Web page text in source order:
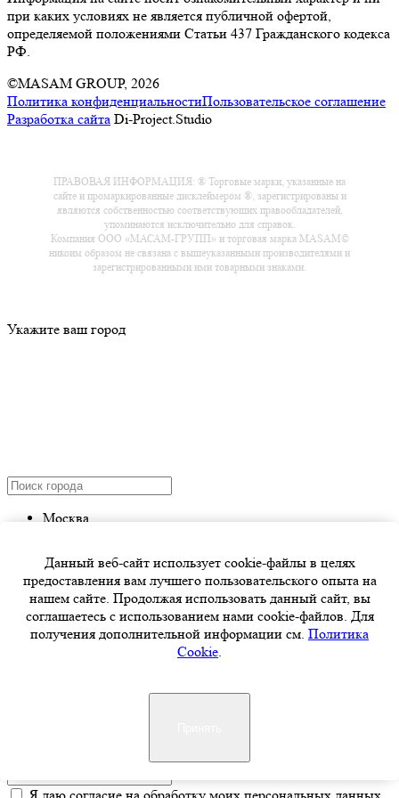
при каких условиях не является публичной офертой,
определяемой положениями Статьи 437 Гражданского кодекса
РФ.
©MASAM GROUP, 2026
Политика конфиденциальностиПользовательское соглашение
Разработка сайта Di-Project.Studio
ПРАВОВАЯ ИНФОРМАЦИЯ: ® Торговые марки, указанные на
сайте и промаркированные дисклеймером ®, зарегистрированы и
являются собственностью соответствующих правообладателей,
упоминаются исключительно для справок.
Компания ООО «МАСАМ-ГРУПП» и торговая марка MASAM©
никоим образом не связана с вышеуказанными производителями и
зарегистрированными ими товарными знаками.
Укажите ваш город
Москва
Я даю согласие на обработку моих персональных данных
ООО «МАСАМ-ГРУПП» (ИНН 7722468672) в целях
обработки заявки и обратной связи. Политика
конфиденциальности — поссылке
Я даю согласие на обработку моих персональных данных
Данный веб-сайт использует cookie-файлы в целях
предоставления вам лучшего пользовательского опыта на
нашем сайте. Продолжая использовать данный сайт, вы
соглашаетесь с использованием нами cookie-файлов. Для
получения дополнительной информации см. Политика
Cookie.